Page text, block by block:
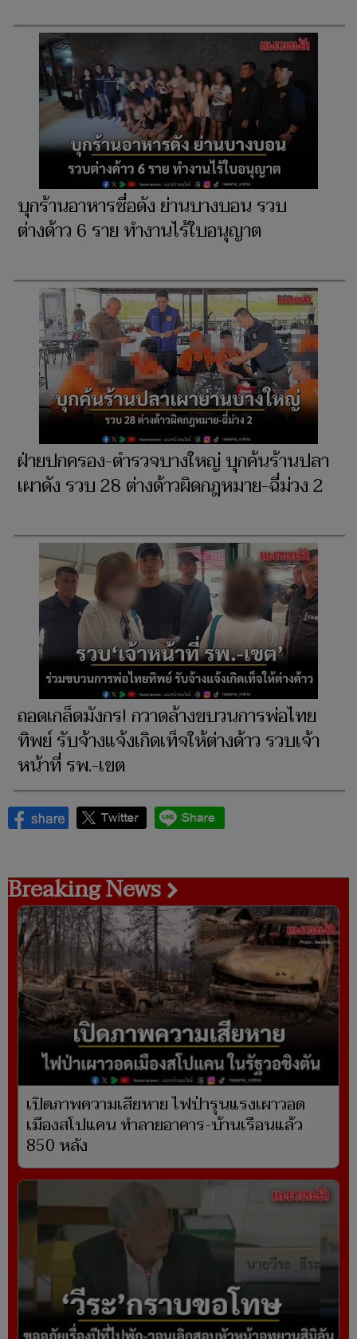
บุกร้านอาหารชื่อดัง ย่านบางบอน รวบ
ต่างด้าว 6 ราย ทำงานไร้ใบอนุญาต
ฝ่ายปกครอง-ตำรวจบางใหญ่ บุกค้นร้านปลา
เผาดัง รวบ 28 ต่างด้าวผิดกฎหมาย-ฉี่ม่วง 2
ถอดเกล็ดมังกร! กวาดล้างขบวนการพ่อไทย
ทิพย์ รับจ้างแจ้งเกิดเท็จให้ต่างด้าว รวบเจ้า
หน้าที่ รพ.-เขต
Breaking News
เปิดภาพความเสียหาย ไฟป่ารุนแรงเผาวอด
เมืองสโปแคน ทำลายอาคาร-บ้านเรือนแล้ว
850 หลัง